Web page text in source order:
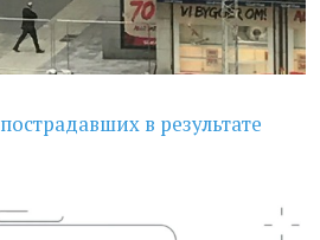
пострадавших в результате